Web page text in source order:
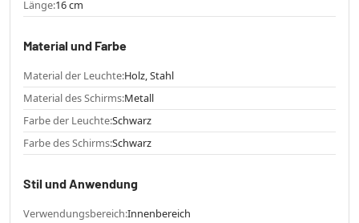
Länge:16 cm
Material und Farbe
Material der Leuchte:Holz, Stahl
Material des Schirms:Metall
Farbe der Leuchte:Schwarz
Farbe des Schirms:Schwarz
Stil und Anwendung
Verwendungsbereich:Innenbereich